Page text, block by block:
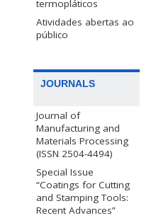
termopláticos
Atividades abertas ao
público
JOURNALS
Journal of
Manufacturing and
Materials Processing
(ISSN 2504-4494)
Special Issue
“Coatings for Cutting
and Stamping Tools:
Recent Advances”